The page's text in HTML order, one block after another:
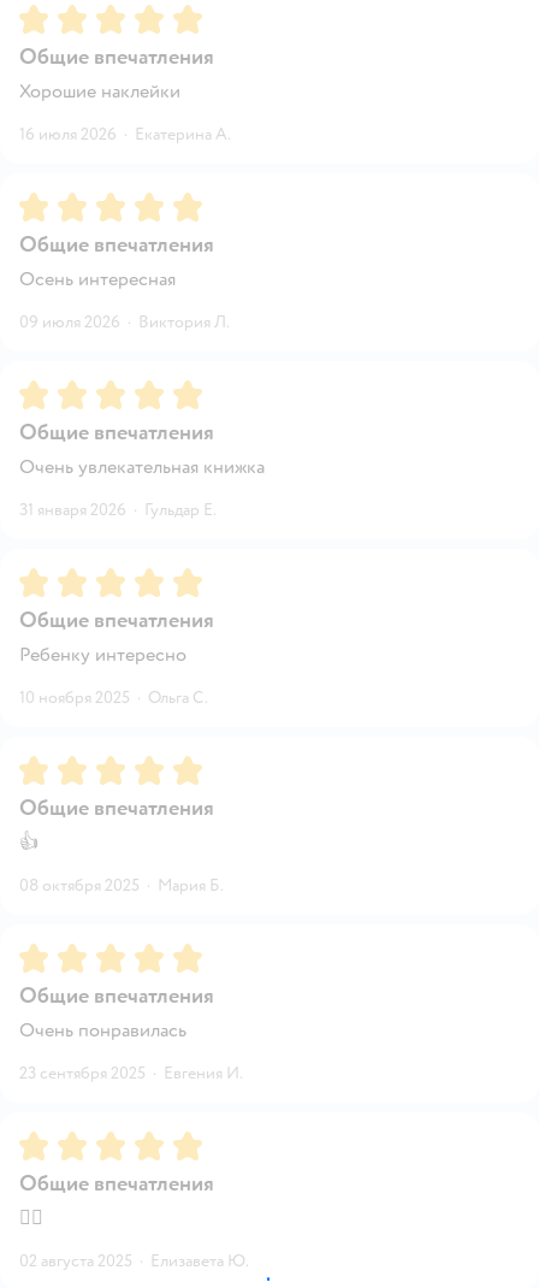
Рейтинг:5
Общие впечатления
Хорошие наклейки
16 июля 2026 · Екатерина А.
Рейтинг:5
Общие впечатления
Осень интересная
09 июля 2026 · Виктория Л.
Рейтинг:5
Общие впечатления
Очень увлекательная книжка
31 января 2026 · Гульдар Е.
Рейтинг:5
Общие впечатления
Ребенку интересно
10 ноября 2025 · Ольга С.
Рейтинг:5
Общие впечатления
👍
08 октября 2025 · Мария Б.
Рейтинг:5
Общие впечатления
Очень понравилась
23 сентября 2025 · Евгения И.
Рейтинг:5
Общие впечатления
👍🏼
02 августа 2025 · Елизавета Ю.